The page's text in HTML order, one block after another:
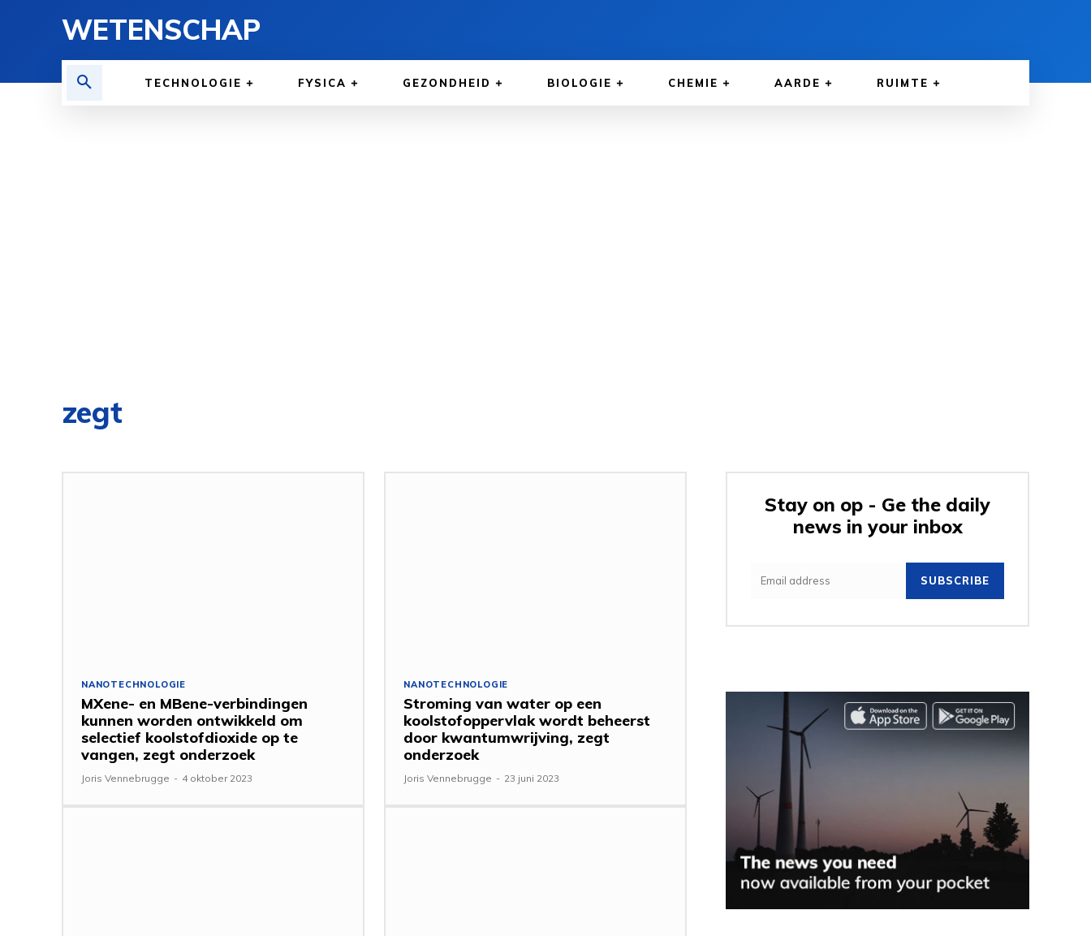
WETENSCHAP
TECHNOLOGIE FYSICA GEZONDHEID BIOLOGIE CHEMIE AARDE RUIMTE
zegt
NANOTECHNOLOGIE
MXene- en MBene-verbindingen
kunnen worden ontwikkeld om
selectief koolstofdioxide op te
vangen, zegt onderzoek
Joris Vennebrugge - 4 oktober 2023
NANOTECHNOLOGIE
Stroming van water op een
koolstofoppervlak wordt beheerst
door kwantumwrijving, zegt
onderzoek
Joris Vennebrugge - 23 juni 2023
Stay on op - Ge the daily
news in your inbox
SUBSCRIBE